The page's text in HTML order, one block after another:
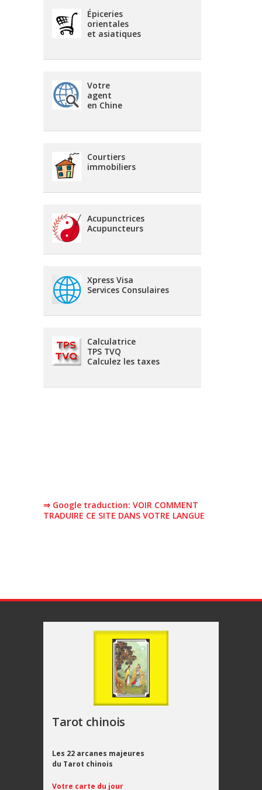
Épiceries
orientales
et asiatiques
Votre
agent
en Chine
Courtiers
immobiliers
Acupunctrices
Acupuncteurs
Xpress Visa
Services Consulaires
Calculatrice
TPS TVQ
Calculez les taxes
⇒ Google traduction: VOIR COMMENT
TRADUIRE CE SITE DANS VOTRE LANGUE
Tarot chinois
Les 22 arcanes majeures
du Tarot chinois
Votre carte du jour